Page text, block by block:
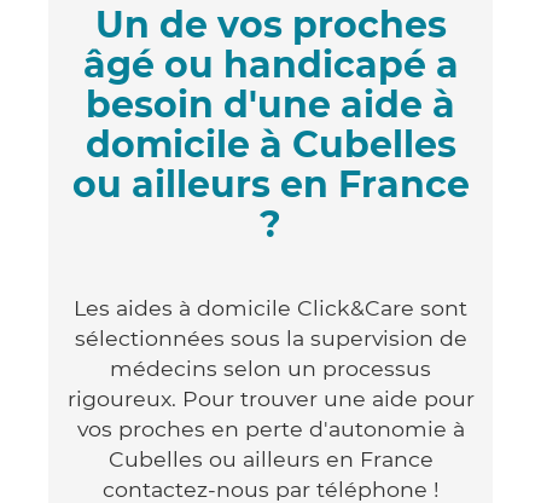
Un de vos proches
âgé ou handicapé a
besoin d'une aide à
domicile à Cubelles
ou ailleurs en France
?
Les aides à domicile Click&Care sont
sélectionnées sous la supervision de
médecins selon un processus
rigoureux. Pour trouver une aide pour
vos proches en perte d'autonomie à
Cubelles ou ailleurs en France
contactez-nous par téléphone !